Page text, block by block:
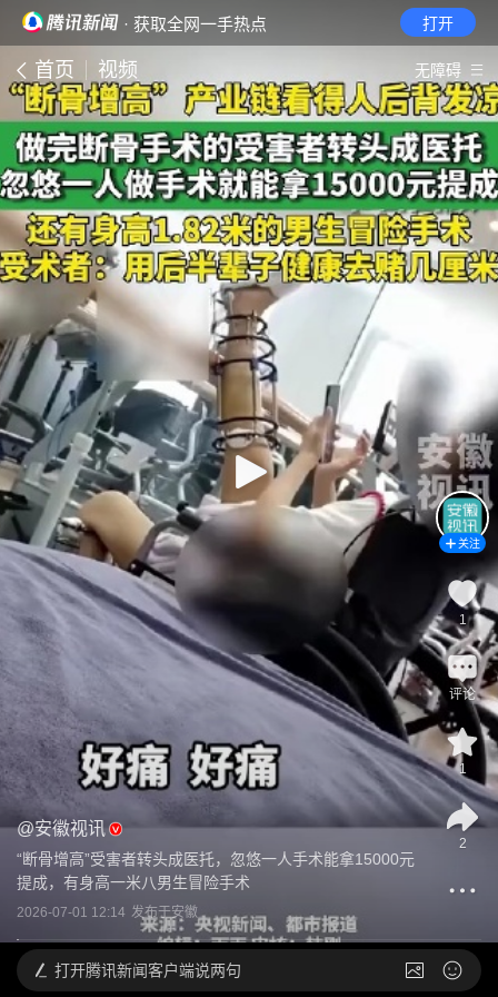
· 获取全网一手热点 打开
首页 视频 无障碍
@安徽视讯
“断骨增高”受害者转头成医托，忽悠一人手术能拿15000元
提成，有身高一米八男生冒险手术
2026-07-01 12:14 发布于安徽
关注
1
评论
1
2
打开腾讯新闻客户端说两句